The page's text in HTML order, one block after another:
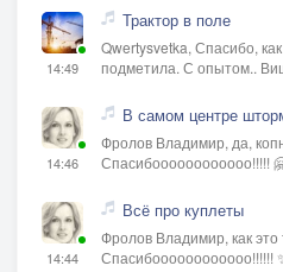
14:49
Трактор в поле
Qwertysvetka, Спасибо,
подметила. С опытом..
14:46
В самом центре
Фролов Владимир, да,
Спасибоооооооооооо!!!!!
14:44
Всё про куплеты
Фролов Владимир, как это
Спасибоооооооооооо!!!!!!